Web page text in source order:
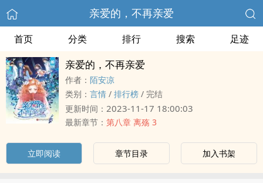
亲爱的，不再亲爱
首页 分类 排行 搜索 足迹
亲爱的，不再亲爱
作者： 陌安凉
类别： 言情 / 排行榜 / 完结
更新时间： 2023-11-17 18:00:03
最新章节： 第八章 离殇 3
立即阅读 章节目录 加入书架